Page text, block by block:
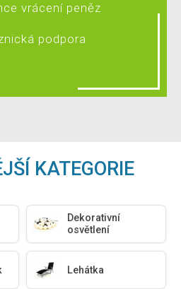
vrácení peněz
podpora
KATEGORIE
Dekorativní
osvětlení
Lehátka